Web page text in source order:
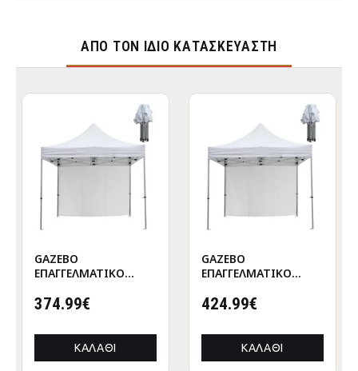
ΑΠΌ ΤΟΝ ΊΔΙΟ ΚΑΤΑΣΚΕΥΑΣΤΉ
GAZEBO
ΕΠΑΓΓΕΛΜΑΤΙΚΟ
CRESSEN HM21097
ΑΛΟΥΜΙΝΙΟΥ
3x3x3,4Yμ
374.99€
ΚΑΛΆΘΙ
GAZEBO
ΕΠΑΓΓΕΛΜΑΤΙΚΟ
CRESSEN HM21097.01
ΑΛΟΥΜΙΝΙΟΥ
3x3x3,4Yεκ
424.99€
ΚΑΛΆΘΙ